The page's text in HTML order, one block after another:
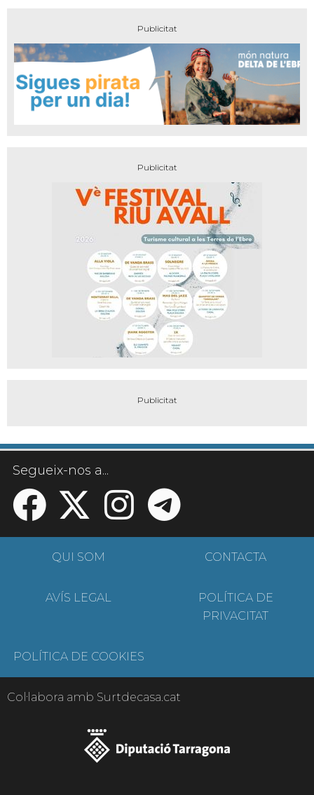
Segueix-nos a...
QUI SOM CONTACTA
AVÍS LEGAL
POLÍTICA DE
PRIVACITAT
POLÍTICA DE COOKIES
Col·labora amb Surtdecasa.cat